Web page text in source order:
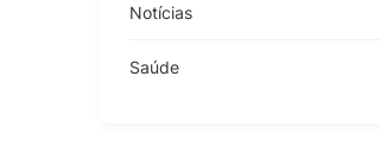
Notícias
Saúde